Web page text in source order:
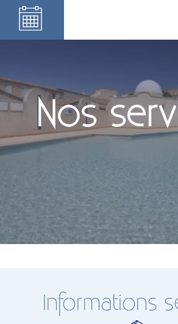
Nos
Informations